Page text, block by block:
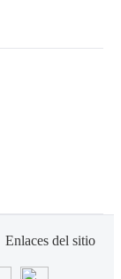
Enlaces del sitio